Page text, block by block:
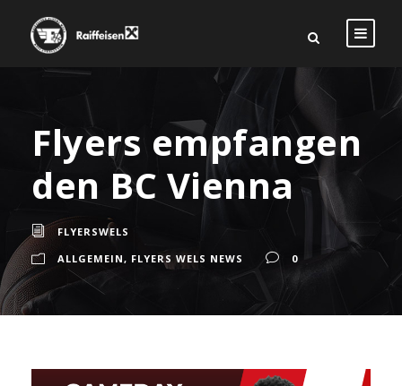
Flyers empfangen
den BC Vienna
FLYERSWELS
ALLGEMEIN, FLYERS WELS NEWS 0